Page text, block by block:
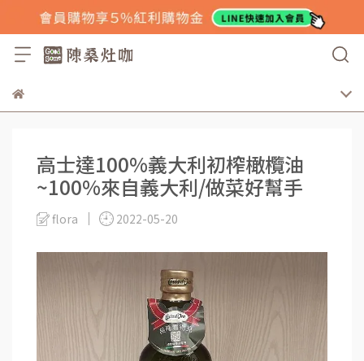
高士達100%義大利初榨橄欖油
~100%來自義大利/做菜好幫手
flora 2022-05-20